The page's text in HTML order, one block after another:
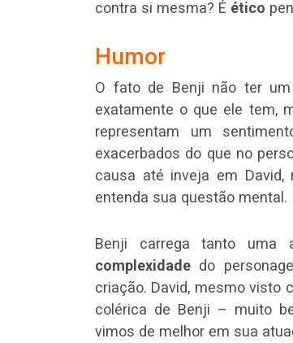
contra si mesma? É ético
Humor
O fato de Benji não ter um
exatamente o que ele tem,
representam um
exacerbados do que no
causa até inveja em
entenda sua questão mental.
Benji carrega tanto uma
complexidade do
criação. David, mesmo visto
colérica de Benji – muito
vimos de melhor em sua